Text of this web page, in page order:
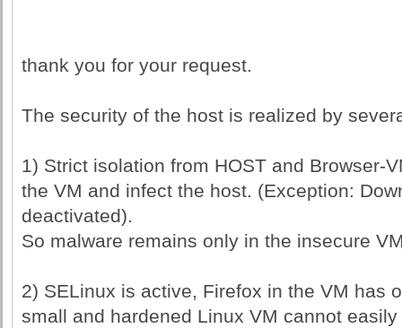
thank you for your request.
The security of the host is realized by
1) Strict isolation from HOST and Browser-
the VM and infect the host. (Exception:
deactivated).
So malware remains only in the insecure
2) SELinux is active, Firefox in the VM has
small and hardened Linux VM cannot